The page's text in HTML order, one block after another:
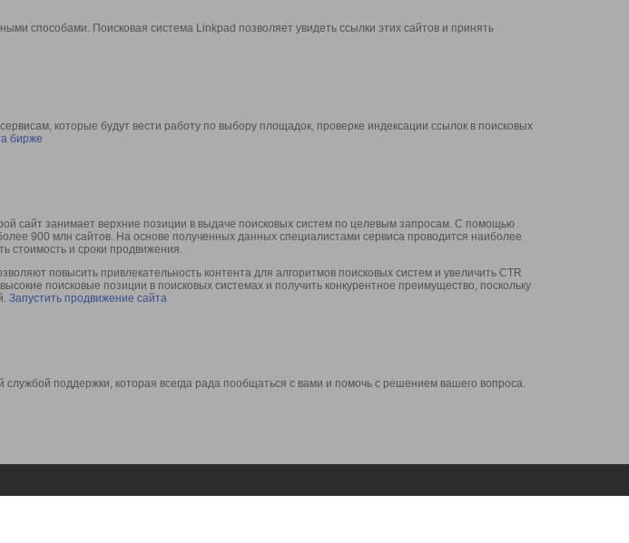
способами. Поисковая система Linkpad позволяет увидеть ссылки этих сайтов и принять
которые будут вести работу по выбору площадок, проверке индексации ссылок в поисковых
бирже
сайт занимает верхние позиции в выдаче поисковых систем по целевым запросам. С помощью
900 млн сайтов. На основе полученных данных специалистами сервиса проводится наиболее
стоимость и сроки продвижения.
повысить привлекательность контента для алгоритмов поисковых систем и увеличить CTR
поисковые позиции в поисковых системах и получить конкурентное преимущество, поскольку
Запустить продвижение сайта
поддержки, которая всегда рада пообщаться с вами и помочь с решением вашего вопроса.